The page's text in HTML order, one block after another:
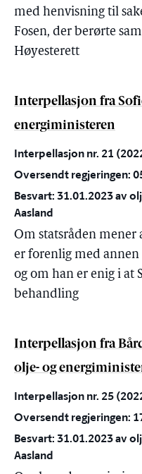
med henvisning til
Fosen, der berørte
Høyesterett
Interpellasjon fra
energiministeren
Interpellasjon nr. 21
Oversendt regjeringen:
Besvart: 31.01.2023 av
Aasland
Om statsråden
er forenlig med
og om han er enig i at
behandling
Interpellasjon fra
olje- og
Interpellasjon nr. 25
Oversendt regjeringen:
Besvart: 31.01.2023 av
Aasland